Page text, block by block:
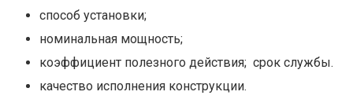
способ установки;
номинальная мощность;
коэффициент полезного действия; срок службы.
качество исполнения конструкции.